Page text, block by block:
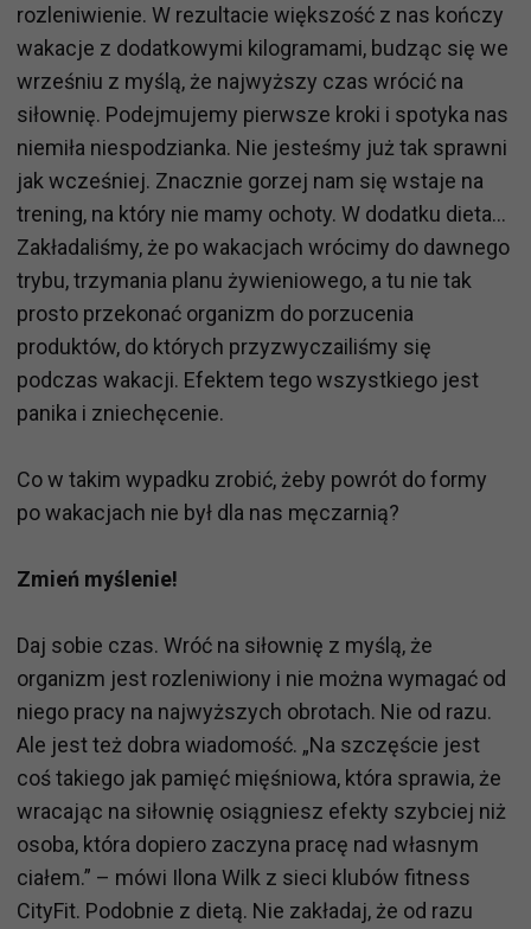
rozleniwienie. W rezultacie większość z nas kończy
wakacje z dodatkowymi kilogramami, budząc się we
wrześniu z myślą, że najwyższy czas wrócić na
siłownię. Podejmujemy pierwsze kroki i spotyka nas
niemiła niespodzianka. Nie jesteśmy już tak sprawni
jak wcześniej. Znacznie gorzej nam się wstaje na
trening, na który nie mamy ochoty. W dodatku dieta…
Zakładaliśmy, że po wakacjach wrócimy do dawnego
trybu, trzymania planu żywieniowego, a tu nie tak
prosto przekonać organizm do porzucenia
produktów, do których przyzwyczailiśmy się
podczas wakacji. Efektem tego wszystkiego jest
panika i zniechęcenie.
Co w takim wypadku zrobić, żeby powrót do formy
po wakacjach nie był dla nas męczarnią?
Zmień myślenie!
Daj sobie czas. Wróć na siłownię z myślą, że
organizm jest rozleniwiony i nie można wymagać od
niego pracy na najwyższych obrotach. Nie od razu.
Ale jest też dobra wiadomość. „Na szczęście jest
coś takiego jak pamięć mięśniowa, która sprawia, że
wracając na siłownię osiągniesz efekty szybciej niż
osoba, która dopiero zaczyna pracę nad własnym
ciałem.” – mówi Ilona Wilk z sieci klubów fitness
CityFit. Podobnie z dietą. Nie zakładaj, że od razu